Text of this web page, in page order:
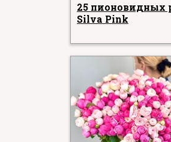
25 пионовидных
Silva Pink